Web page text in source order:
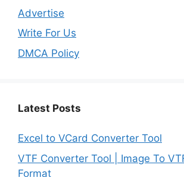
Advertise
Write For Us
DMCA Policy
Latest Posts
Excel to VCard Converter Tool
VTF Converter Tool | Image To
Format